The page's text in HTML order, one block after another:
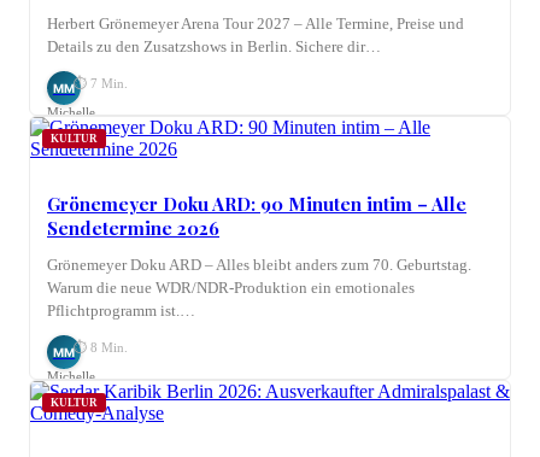
Herbert Grönemeyer Arena Tour 2027 – Alle Termine, Preise und
Details zu den Zusatzshows in Berlin. Sichere dir…
MM
Michelle
Möhring
⏱ 7 Min.
KULTUR
Grönemeyer Doku ARD: 90 Minuten intim – Alle
Sendetermine 2026
Grönemeyer Doku ARD – Alles bleibt anders zum 70. Geburtstag.
Warum die neue WDR/NDR-Produktion ein emotionales
Pflichtprogramm ist.…
MM
Michelle
Möhring
⏱ 8 Min.
KULTUR